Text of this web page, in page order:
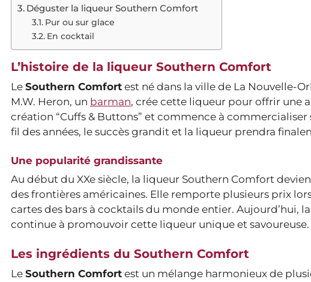
Déguster la liqueur Southern Comfort
Pur ou sur glace
En cocktail
L’histoire de la liqueur Southern Comfort
Le Southern Comfort est né dans la ville de La Nouvelle-
M.W. Heron, un barman, crée cette liqueur pour offrir une
création “Cuffs & Buttons” et commence à
fil des années, le succès grandit et la liqueur prendra
Une popularité grandissante
Au début du XXe siècle, la liqueur Southern Comfort
des frontières américaines. Elle remporte plusieurs prix
cartes des bars à cocktails du monde entier. Aujourd’hui,
continue à promouvoir cette liqueur unique et savoureuse.
Les ingrédients du Southern Comfort
Le Southern Comfort est un mélange harmonieux de